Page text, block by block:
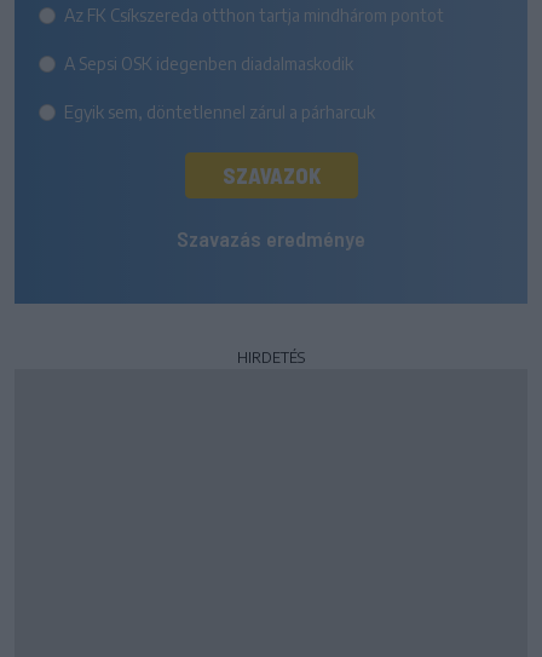
Az FK Csíkszereda otthon tartja mindhárom pontot
A Sepsi OSK idegenben diadalmaskodik
Egyik sem, döntetlennel zárul a párharcuk
SZAVAZOK
Szavazás eredménye
HIRDETÉS